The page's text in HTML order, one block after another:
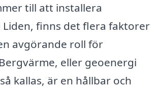
till att installera
Liden, finns det flera faktorer
avgörande roll för
eller geoenergi
kallas, är en hållbar och